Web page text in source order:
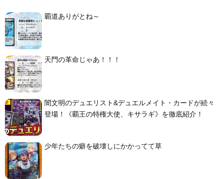
覇道ありがとね～
天門の革命じゃあ！！！
闇文明のデュエリスト&デュエルメイト・カードが続々
登場！《覇王の特権大使、キサラギ》を徹底紹介！
少年たちの癖を破壊しにかかってて草